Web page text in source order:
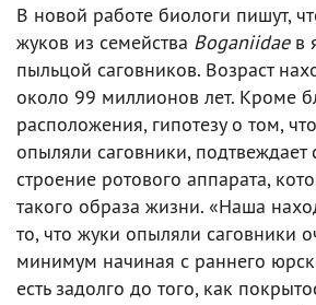
В новой работе биологи пишут,
жуков из семейства Boganiidaeв
пыльцой саговников. Возраст
около 99 миллионов лет. Кроме
расположения, гипотезу о том,
опыляли саговники, подтвеждает
строение ротового аппарата,
такого образа жизни. «Наша
то, что жуки опыляли саговники
минимум начиная с раннего
есть задолго до того, как